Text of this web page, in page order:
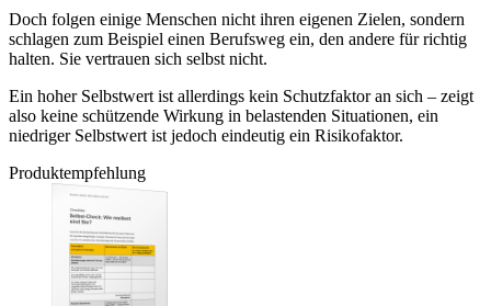
Doch folgen einige Menschen nicht ihren eigenen Zielen, sondern
schlagen zum Beispiel einen Berufsweg ein, den andere für richtig
halten. Sie vertrauen sich selbst nicht.
Ein hoher Selbstwert ist allerdings kein Schutzfaktor an sich – zeigt
also keine schützende Wirkung in belastenden Situationen, ein
niedriger Selbstwert ist jedoch eindeutig ein Risikofaktor.
Produktempfehlung